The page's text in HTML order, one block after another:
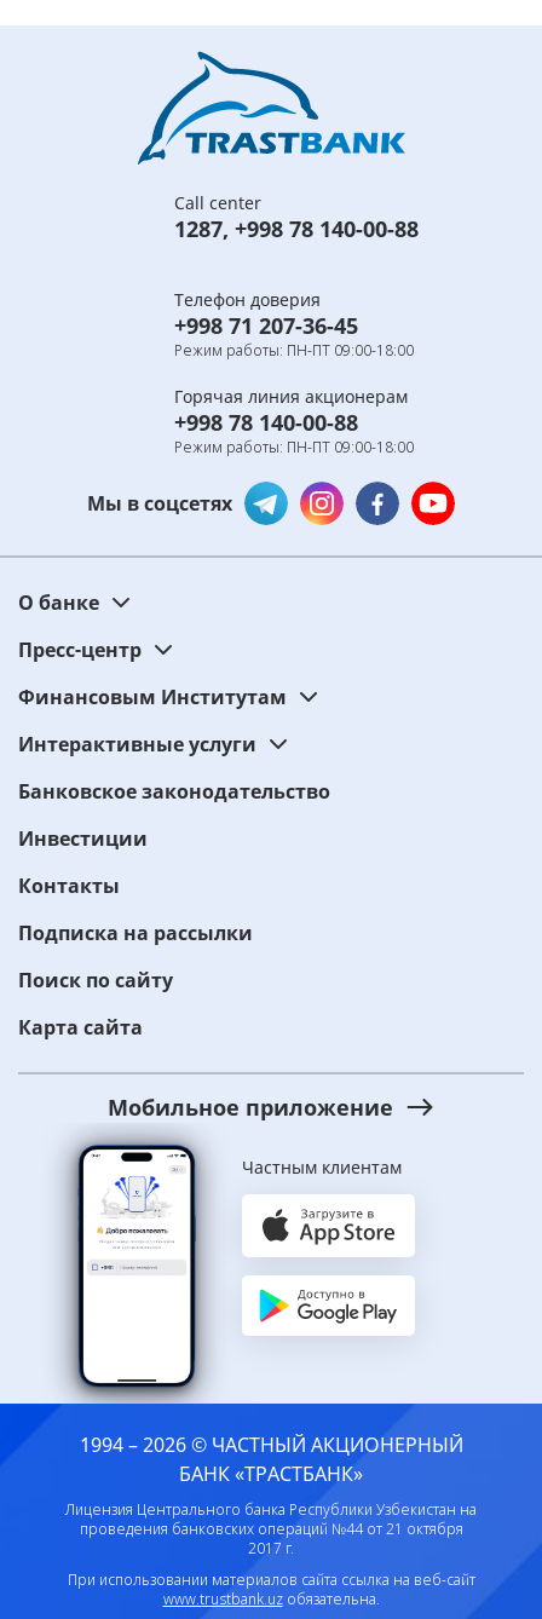
Call center
1287, +998 78 140-00-88
Телефон доверия
+998 71 207-36-45
Режим работы: ПН-ПТ 09:00-18:00
Горячая линия акционерам
+998 78 140-00-88
Режим работы: ПН-ПТ 09:00-18:00
Мы в соцсетях
О банке
Пресс-центр
Финансовым Институтам
Интерактивные услуги
Банковское законодательство
Инвестиции
Контакты
Подписка на рассылки
Поиск по сайту
Карта сайта
Мобильное приложение
Частным клиентам
1994 – 2026 © ЧАСТНЫЙ АКЦИОНЕРНЫЙ
БАНК «ТРАСТБАНК»
Лицензия Центрального банка Республики Узбекистан на
проведения банковских операций №44 от 21 октября
2017 г.
При использовании материалов сайта ссылка на веб-сайт
www.trustbank.uzобязательна.